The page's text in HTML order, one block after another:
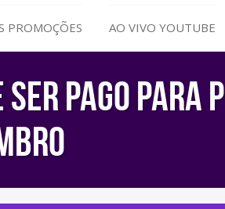
PROMOÇÕES AO VIVO YOUTUBE
PAGO PARA